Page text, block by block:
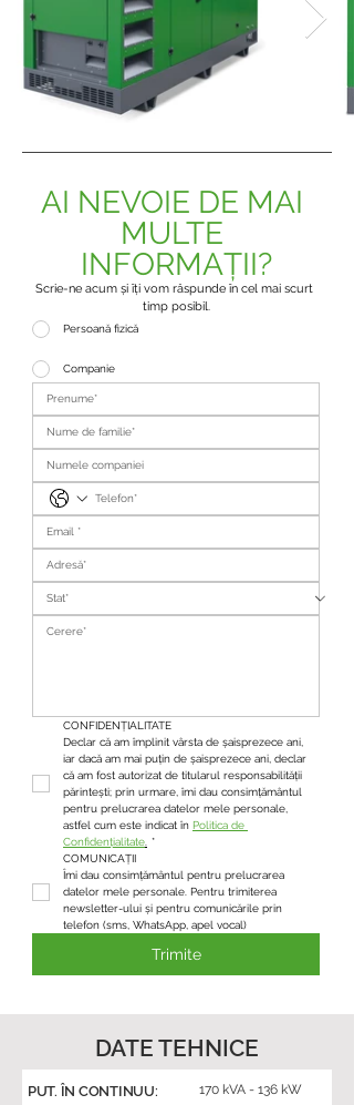
AI NEVOIE DE MAI
MULTE
INFORMAȚII?
Scrie-ne acum și îți vom răspunde în cel mai scurt
timp posibil.
Persoană fizică
Companie
CONFIDENȚIALITATE
Declar că am împlinit vârsta de șaisprezece ani,
iar dacă am mai puțin de șaisprezece ani, declar
că am fost autorizat de titularul responsabilității
părintești; prin urmare, îmi dau consimțământul
pentru prelucrarea datelor mele personale,
astfel cum este indicat în Politica de
Confidențialitate *
COMUNICAȚII
Îmi dau consimțământul pentru prelucrarea
datelor mele personale. Pentru trimiterea
newsletter-ului și pentru comunicările prin
telefon (sms, WhatsApp, apel vocal)
Trimite
DATE TEHNICE
PUT. ÎN CONTINUU: 170 kVA - 136 kW